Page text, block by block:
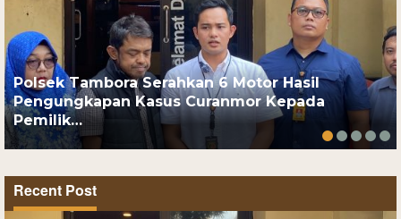
Polsek Tambora Serahkan 6 Motor Hasil
Pengungkapan Kasus Curanmor Kepada
Pemilik…
Recent Post